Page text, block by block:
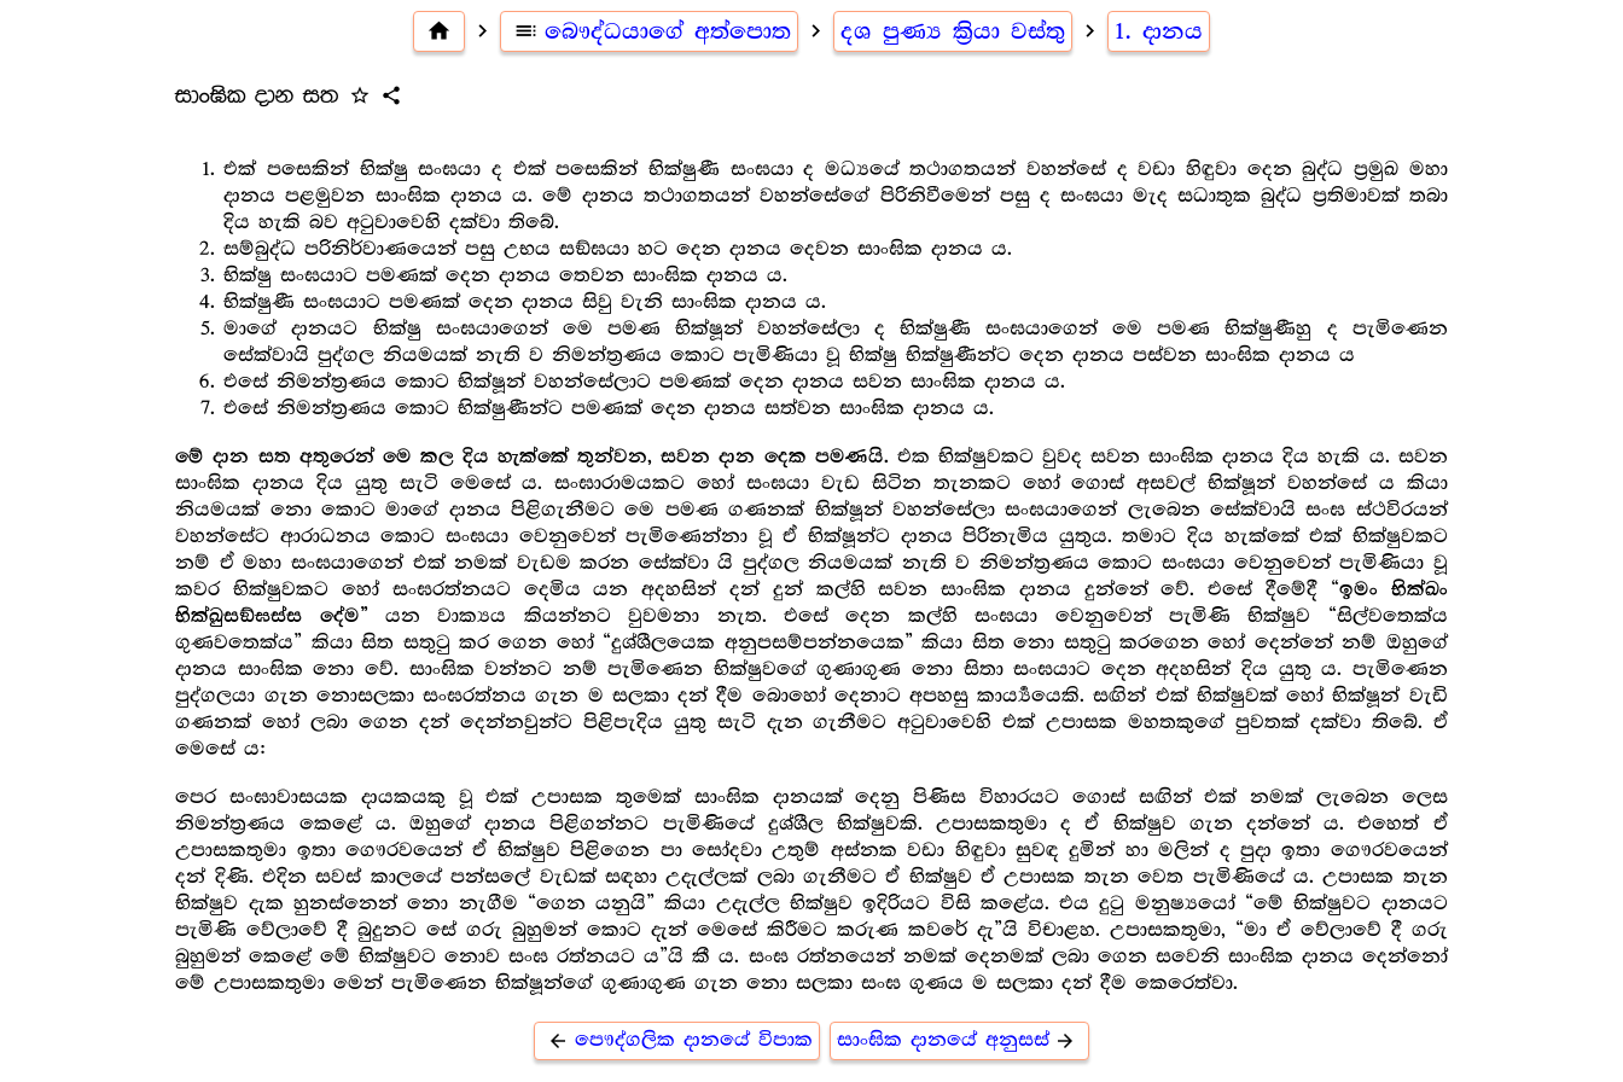
home navigate_next toc බෞද්ධයාගේ අත්පොත navigate_next දශ පුණ්‍ය ක්‍රියා වස්තු navigate_next 1. දානය
සාංඝික දාන සත star_outline share
එක් පසෙකින් භික්ෂු සංඝයා ද එක් පසෙකින් භික්ෂුණී සංඝයා ද මධ්‍යයේ තථාගතයන් වහන්සේ ද වඩා හිඳුවා දෙන බුද්ධ ප්‍ර‍මුඛ මහා
දානය පළමුවන සාංඝික දානය ය. මේ දානය තථාගතයන් වහන්සේගේ පිරිනිවීමෙන් පසු ද සංඝයා මැද සධාතුක බුද්ධ ප්‍ර‍තිමාවක් තබා
දිය හැකි බව අටුවාවෙහි දක්වා තිබේ.
සම්බුද්ධ පරිනිර්වාණයෙන් පසු උභය සඞ්ඝයා හට දෙන දානය දෙවන සාංඝික දානය ය.
භික්ෂු සංඝයාට පමණක් දෙන දානය තෙවන සාංඝික දානය ය.
භික්ෂුණී සංඝයාට පමණක් දෙන දානය සිවු වැනි සාංඝික දානය ය.
මාගේ දානයට භික්ෂු සංඝයාගෙන් මෙ පමණ භික්ෂූන් වහන්සේලා ද භික්ෂුණී සංඝයාගෙන් මෙ පමණ භික්ෂුණීහු ද පැමිණෙන
සේක්වායි පුද්ගල නියමයක් නැති ව නිමන්ත්‍ර‍ණය කොට පැමිණියා වූ භික්ෂු භික්ෂුණීන්ට දෙන දානය පස්වන සාංඝික දානය ය
එසේ නිමන්ත්‍ර‍ණය කොට භික්ෂූන් වහන්සේලාට පමණක් දෙන දානය සවන සාංඝික දානය ය.
එසේ නිමන්ත්‍ර‍ණය කොට භික්ෂුණීන්ට පමණක් දෙන දානය සත්වන සාංඝික දානය ය.
මේ දාන සත අතුරෙන් මෙ කල දිය හැක්කේ තුන්වන, සවන දාන දෙක පමණයි. එක භික්ෂුවකට වුවද සවන සාංඝික දානය දිය හැකි ය. සවන
සාංඝික දානය දිය යුතු සැටි මෙසේ ය. සංඝාරාමයකට හෝ සංඝයා වැඩ සිටින තැනකට හෝ ගොස් අසවල් භික්ෂූන් වහන්සේ ය කියා
නියමයක් නො කොට මාගේ දානය පිළිගැනීමට මෙ පමණ ගණනක් භික්ෂූන් වහන්සේලා සංඝයාගෙන් ලැබෙන සේක්වායි සංඝ ස්ථවිරයන්
වහන්සේට ආරාධනය කොට සංඝයා වෙනුවෙන් පැමිණෙන්නා වූ ඒ භික්ෂූන්ට දානය පිරිනැමිය යුතුය. තමාට දිය හැක්කේ එක් භික්ෂුවකට
නම් ඒ මහා සංඝයාගෙන් එක් නමක් වැඩම කරන සේක්වා යි පුද්ගල නියමයක් නැති ව නිමන්ත්‍ර‍ණය කොට සංඝයා වෙනුවෙන් පැමිණියා වූ
කවර භික්ෂුවකට හෝ සංඝරත්නයට දෙමිය යන අදහසින් දන් දුන් කල්හි සවන සාංඝික දානය දුන්නේ වේ. එසේ දීමේදී “ඉමං භික්ඛං
භික්ඛුසඞ්ඝස්ස දේම”යන වාක්‍යය කියන්නට වුවමනා නැත. එසේ දෙන කල්හි සංඝයා වෙනුවෙන් පැමිණි භික්ෂුව “සිල්වතෙක්ය
ගුණවතෙක්ය” කියා සිත සතුටු කර ගෙන හෝ “දුශ්ශීලයෙක අනුපසම්පන්නයෙක” කියා සිත නො සතුටු කරගෙන හෝ දෙන්නේ නම් ඔහුගේ
දානය සාංඝික නො වේ. සාංඝික වන්නට නම් පැමිණෙන භික්ෂුවගේ ගුණාගුණ නො සිතා සංඝයාට දෙන අදහසින් දිය යුතු ය. පැමිණෙන
පුද්ගලයා ගැන නොසලකා සංඝරත්නය ගැන ම සලකා දන් දීම බොහෝ දෙනාට අපහසු කාර්‍ය්‍යයෙකි. සඟින් එක් භික්ෂුවක් හෝ භික්ෂූන් වැඩි
ගණනක් හෝ ලබා ගෙන දන් දෙන්නවුන්ට පිළිපැදිය යුතු සැටි දැන ගැනීමට අටුවාවෙහි එක් උපාසක මහතකුගේ පුවතක් දක්වා තිබේ. ඒ
මෙසේ ය:
පෙර සංඝාවාසයක දායකයකු වූ එක් උපාසක තුමෙක් සාංඝික දානයක් දෙනු පිණිස විහාරයට ගොස් සඟින් එක් නමක් ලැබෙන ලෙස
නිමන්ත්‍ර‍ණය කෙළේ ය. ඔහුගේ දානය පිළිගන්නට පැමිණියේ දුශ්ශීල භික්ෂුවකි. උපාසකතුමා ද ඒ භික්ෂුව ගැන දන්නේ ය. එහෙත් ඒ
උපාසකතුමා ඉතා ගෞරවයෙන් ඒ භික්ෂුව පිළිගෙන පා සෝදවා උතුම් අස්නක වඩා හිඳුවා සුවඳ දුමින් හා මලින් ද පුදා ඉතා ගෞරවයෙන්
දන් දිණි. එදින සවස් කාලයේ පන්සලේ වැඩක් සඳහා උදැල්ලක් ලබා ගැනීමට ඒ භික්ෂුව ඒ උපාසක තැන වෙත පැමිණියේ ය. උපාසක තැන
භික්ෂුව දැක හුනස්නෙන් නො නැගීම “ගෙන යනුයි” කියා උදැල්ල භික්ෂුව ඉදිරියට විසි කළේය. එය දුටු මනුෂ්‍යයෝ “මේ භික්ෂුවට දානයට
පැමිණි වේලාවේ දී බුදුනට සේ ගරු බුහුමන් කොට දැන් මෙසේ කිරීමට කරුණ කවරේ දැ”යි විචාළහ. උපාසකතුමා, “මා ඒ වේලාවේ දී ගරු
බුහුමන් කෙළේ මේ භික්ෂුවට නොව සංඝ රත්නයට ය”යි කී ය. සංඝ රත්නයෙන් නමක් දෙනමක් ලබා ගෙන සවෙනි සාංඝික දානය දෙන්නෝ
මේ උපාසකතුමා මෙන් පැමිණෙන භික්ෂූන්ගේ ගුණාගුණ ගැන නො සලකා සංඝ ගුණය ම සලකා දන් දීම කෙරෙත්වා.
arrow_back පෞද්ගලික දානයේ විපාක සාංඝික දානයේ අනුසස් arrow_forward